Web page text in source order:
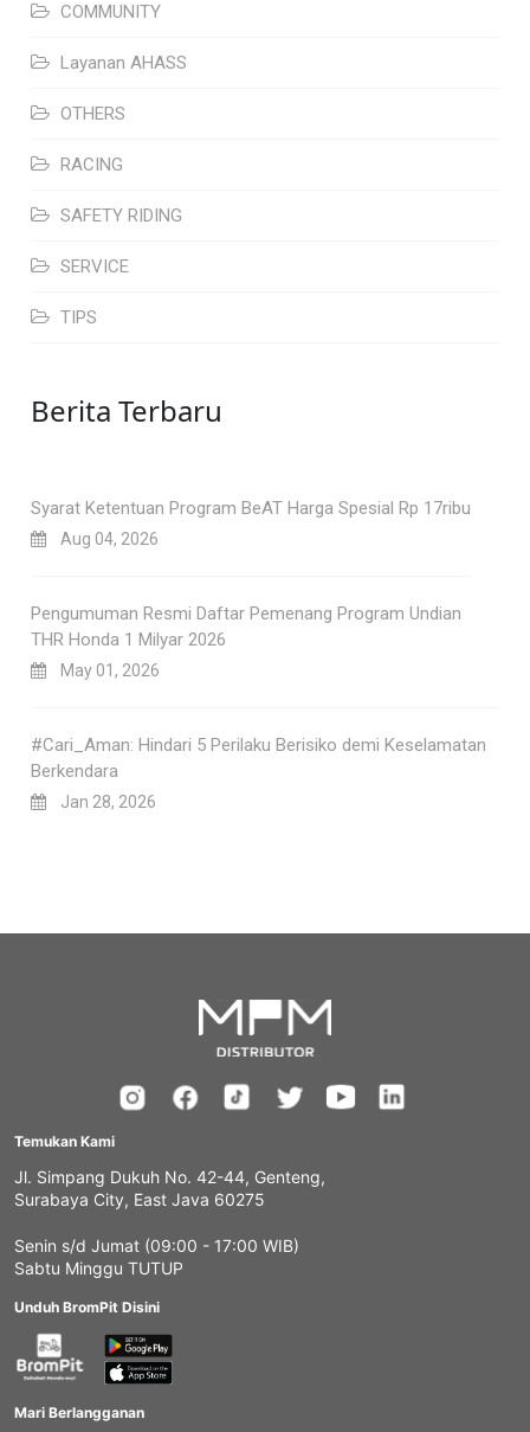
COMMUNITY
Layanan AHASS
OTHERS
RACING
SAFETY RIDING
SERVICE
TIPS
Berita Terbaru
Syarat Ketentuan Program BeAT Harga Spesial Rp 17ribu
Aug 04, 2026
Pengumuman Resmi Daftar Pemenang Program Undian
THR Honda 1 Milyar 2026
May 01, 2026
#Cari_Aman: Hindari 5 Perilaku Berisiko demi Keselamatan
Berkendara
Jan 28, 2026
Temukan Kami
Jl. Simpang Dukuh No. 42-44, Genteng,
Surabaya City, East Java 60275
Senin s/d Jumat (09:00 - 17:00 WIB)
Sabtu Minggu TUTUP
Unduh BromPit Disini
Mari Berlangganan